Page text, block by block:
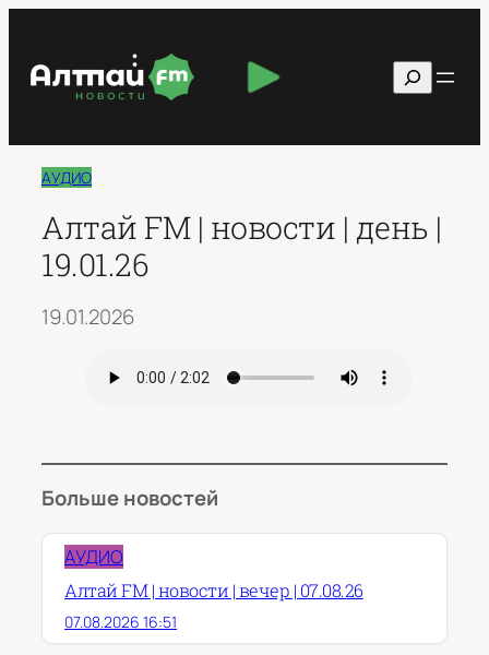
содержимому
Поиск
АУДИО
Алтай FM | новости | день |
19.01.26
19.01.2026
Больше новостей
АУДИО
Алтай FM | новости | вечер | 07.08.26
07.08.2026 16:51